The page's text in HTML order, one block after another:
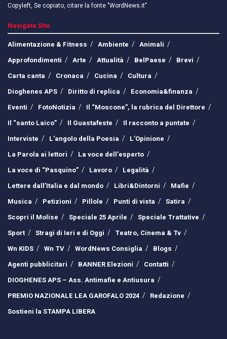
Copyleft, Se copiato, citare la fonte "WordNews.it"
Navigate Site
Alimentazione & Fitness
Ambiente
Animali
Approfondimenti
Arte Attualità BelPaese
Brevi
Carta canta
Cronaca Cucina
Cultura
Dioghenes APS
Diritto di replica
Economia&finanza
Eventi
FotoNotizia
Il “Moscone”, la rubrica del Direttore
Il “santo Laico”
Il Guastafeste
Il racconto a puntate
Interviste
L’angolo della Poesia
L’Opinione
La Parola ai lettori
La voce dell’esperto
La voce di “Pasquino”
Lavoro
Legalità
Lettere dall’Italia e dal mondo
Libri&Dintorni
Mafie
Musica
Petizioni Pillole Punti di vista
Satira
Scopri il Molise
Speciale 25 Aprile
Speciale Trattative
Sport
Stragi di Ieri e di Oggi
Teatro, Cinema & Tv
Wn KIDS
Wn TV WordNews Consiglia
Blogs
Agenti pubblicitari
BANNER Elezioni
Contatti
DIOGHENES APS – Ass. Antimafie e Antiusura
PREMIO NAZIONALE LEA GAROFALO 2024
Redazione
Sostieni la STAMPA LIBERA